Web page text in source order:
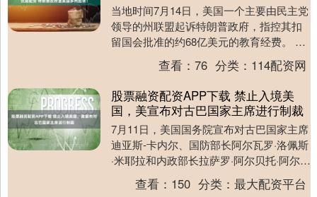
当地时间7月14日，美国一个主要由民主党
领导的州联盟起诉特朗普政府，指控其扣
留国会批准的约68亿美元的教育经费。 来
自24个州和哥伦比亚特区的总检察长或州
查看：76 分类： 114配资网
股票融资配资APP下载 禁止入境美
国，美宣布对古巴国家主席进行制裁
7月11日，美国国务院宣布对古巴国家主席
迪亚斯-卡内尔、国防部长阿尔瓦罗·洛佩斯
·米耶拉和内政部长拉萨罗·阿尔贝托·阿尔瓦
雷斯·卡萨斯进行制裁。禁止他们及其亲
查看： 150 分类：最大配资平台